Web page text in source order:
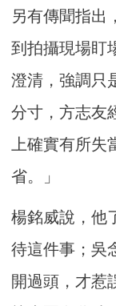
另有傳聞指出
到拍攝現場盯
澄清，強調只
分寸，方志友
上確實有所
省。」
楊銘威說，他
待這件事；吳
開過頭，才惹